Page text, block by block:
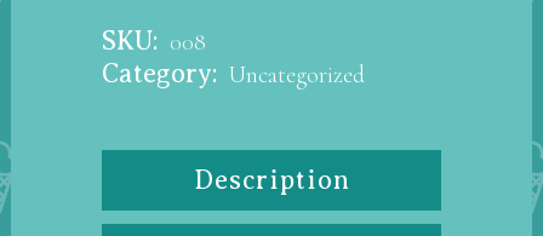
SKU: 008
Category: Uncategorized
Description